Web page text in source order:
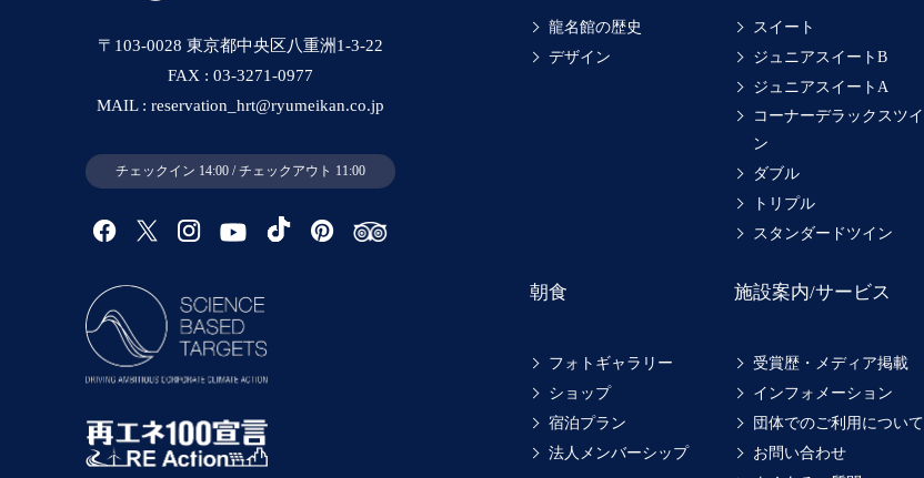
〒103-0028 東京都中央区八重洲1-3-22
FAX : 03-3271-0977
MAIL : reservation_hrt@ryumeikan.co.jp
チェックイン 14:00 / チェックアウト 11:00
龍名館の歴史
デザイン
スイート
ジュニアスイートB
ジュニアスイートA
コーナーデラックスツイ
ン
ダブル
トリプル
スタンダードツイン
朝食 施設案内/サービス
フォトギャラリー
ショップ
宿泊プラン
法人メンバーシップ
受賞歴・メディア掲載
インフォメーション
団体でのご利用について
お問い合わせ